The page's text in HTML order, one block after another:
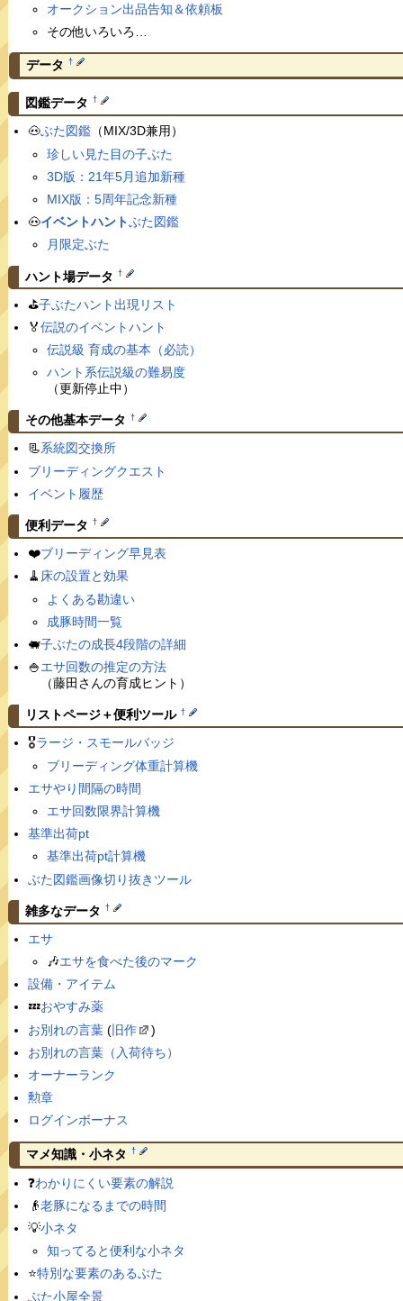
オークション出品告知＆依頼板
その他いろいろ…
データ †
図鑑データ †
🐽ぶた図鑑（MIX/3D兼用）
珍しい見た目の子ぶた
3D版：21年5月追加新種
MIX版：5周年記念新種
🐽イベントハントぶた図鑑
月限定ぶた
ハント場データ †
⛳️子ぶたハント出現リスト
🏅伝説のイベントハント
伝説級 育成の基本（必読）
ハント系伝説級の難易度
（更新停止中）
その他基本データ †
📃系統図交換所
ブリーディングクエスト
イベント履歴
便利データ †
❤️ブリーディング早見表
🧹 床の設置と効果
よくある勘違い
成豚時間一覧
🐖子ぶたの成長4段階の詳細
🍚エサ回数の推定の方法
（藤田さんの育成ヒント）
リストページ＋便利ツール †
🎖ラージ・スモールバッジ
ブリーディング体重計算機
エサやり間隔の時間
エサ回数限界計算機
基準出荷pt
基準出荷pt計算機
ぶた図鑑画像切り抜きツール
雑多なデータ †
エサ
🎶エサを食べた後のマーク
設備・アイテム
💤おやすみ薬
お別れの言葉(旧作
)
お別れの言葉（入荷待ち）
オーナーランク
勲章
ログインボーナス
マメ知識・小ネタ †
❓わかりにくい要素の解説
👴老豚になるまでの時間
💡小ネタ
知ってると便利な小ネタ
⭐️特別な要素のあるぶた
ぶた小屋全景